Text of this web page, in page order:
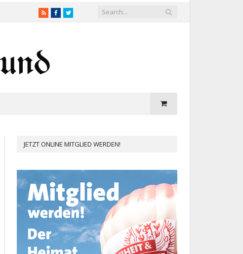
RSSFacebookTwitter
JETZT ONLINE MITGLIED WERDEN!